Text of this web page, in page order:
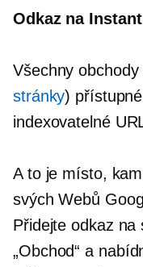
Odkaz na
Všechny
stránky)
indexovatelné
A to je místo,
svých Webů
Přidejte odkaz na
„Obchod“ a